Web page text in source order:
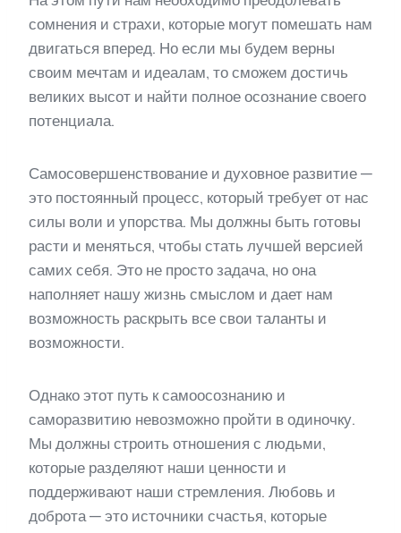
сомнения и страхи, которые могут помешать нам
двигаться вперед. Но если мы будем верны
своим мечтам и идеалам, то сможем достичь
великих высот и найти полное осознание своего
потенциала.
Самосовершенствование и духовное развитие —
это постоянный процесс, который требует от нас
силы воли и упорства. Мы должны быть готовы
расти и меняться, чтобы стать лучшей версией
самих себя. Это не просто задача, но она
наполняет нашу жизнь смыслом и дает нам
возможность раскрыть все свои таланты и
возможности.
Однако этот путь к самоосознанию и
саморазвитию невозможно пройти в одиночку.
Мы должны строить отношения с людьми,
которые разделяют наши ценности и
поддерживают наши стремления. Любовь и
доброта — это источники счастья, которые